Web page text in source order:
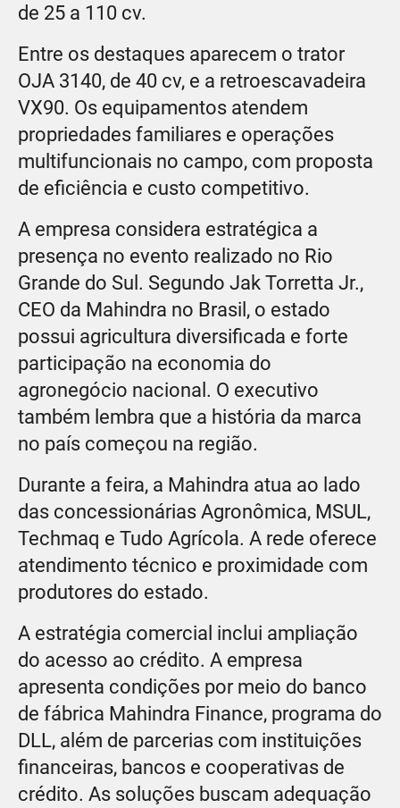
de 25 a 110 cv.
Entre os destaques aparecem o trator
OJA 3140, de 40 cv, e a retroescavadeira
VX90. Os equipamentos atendem
propriedades familiares e operações
multifuncionais no campo, com proposta
de eficiência e custo competitivo.
A empresa considera estratégica a
presença no evento realizado no Rio
Grande do Sul. Segundo Jak Torretta Jr.,
CEO da Mahindra no Brasil, o estado
possui agricultura diversificada e forte
participação na economia do
agronegócio nacional. O executivo
também lembra que a história da marca
no país começou na região.
Durante a feira, a Mahindra atua ao lado
das concessionárias Agronômica, MSUL,
Techmaq e Tudo Agrícola. A rede oferece
atendimento técnico e proximidade com
produtores do estado.
A estratégia comercial inclui ampliação
do acesso ao crédito. A empresa
apresenta condições por meio do banco
de fábrica Mahindra Finance, programa do
DLL, além de parcerias com instituições
financeiras, bancos e cooperativas de
crédito. As soluções buscam adequação